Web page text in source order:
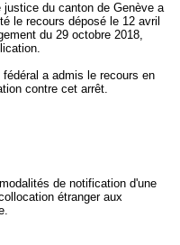
justice du canton de Genève a
le recours déposé le 12 avril
du 29 octobre 2018,
a admis le recours en
contre cet arrêt.
de notification d'une
étranger aux